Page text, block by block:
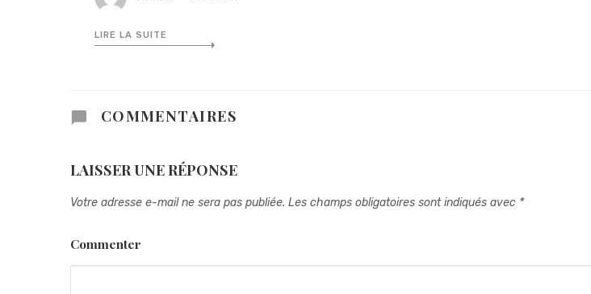
LIRE LA SUITE
COMMENTAIRES
LAISSER UNE RÉPONSE
Votre adresse e-mail ne sera pas publiée. Les champs obligatoires sont indiqués avec *
Commenter